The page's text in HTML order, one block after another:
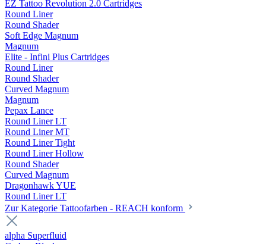
EZ Tattoo Revolution 2.0 Cartridges
Round Liner
Round Shader
Soft Edge Magnum
Magnum
Elite - Infini Plus Cartridges
Round Liner
Round Shader
Curved Magnum
Magnum
Pepax Lance
Round Liner LT
Round Liner MT
Round Liner Tight
Round Liner Hollow
Round Shader
Curved Magnum
Dragonhawk YUE
Round Liner LT
Zur Kategorie Tattoofarben - REACH konform
alpha Superfluid